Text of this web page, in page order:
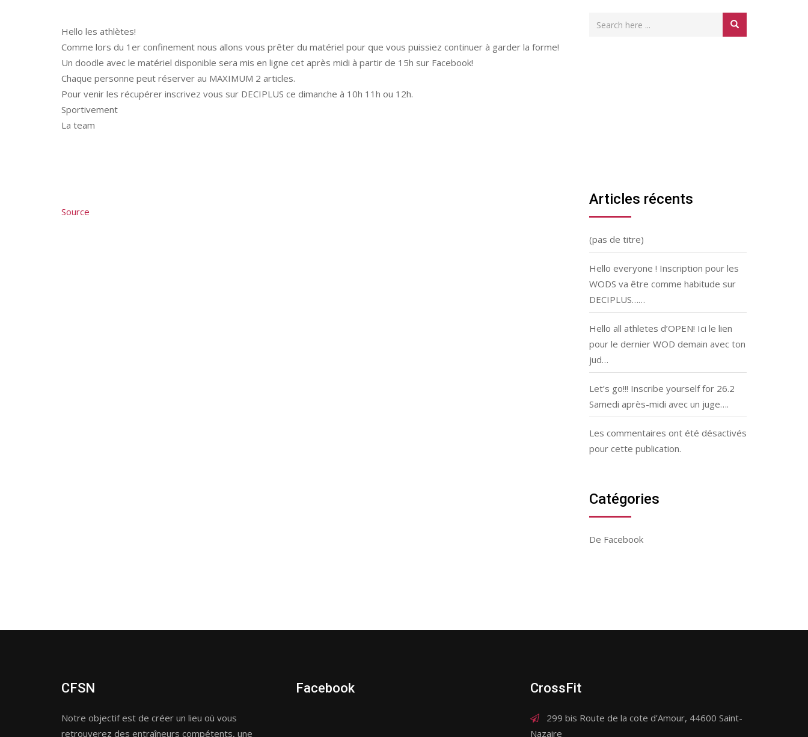
Hello les athlètes!
Comme lors du 1er confinement nous allons vous prêter du matériel pour que vous puissiez continuer à garder la forme!
Un doodle avec le matériel disponible sera mis en ligne cet après midi à partir de 15h sur Facebook!
Chaque personne peut réserver au MAXIMUM 2 articles.
Pour venir les récupérer inscrivez vous sur DECIPLUS ce dimanche à 10h 11h ou 12h.
Sportivement
La team
Source
Articles récents
(pas de titre)
Hello everyone ! Inscription pour les
WODS va être comme habitude sur
DECIPLUS……
Hello all athletes d’OPEN! Ici le lien
pour le dernier WOD demain avec ton
jud…
Let’s go!!! Inscribe yourself for 26.2
Samedi après-midi avec un juge….
Les commentaires ont été désactivés
pour cette publication.
Catégories
De Facebook
CFSN
Notre objectif est de créer un lieu où vous
retrouverez des entraîneurs compétents, une
Facebook CrossFit
299 bis Route de la cote d’Amour, 44600 Saint-
Nazaire